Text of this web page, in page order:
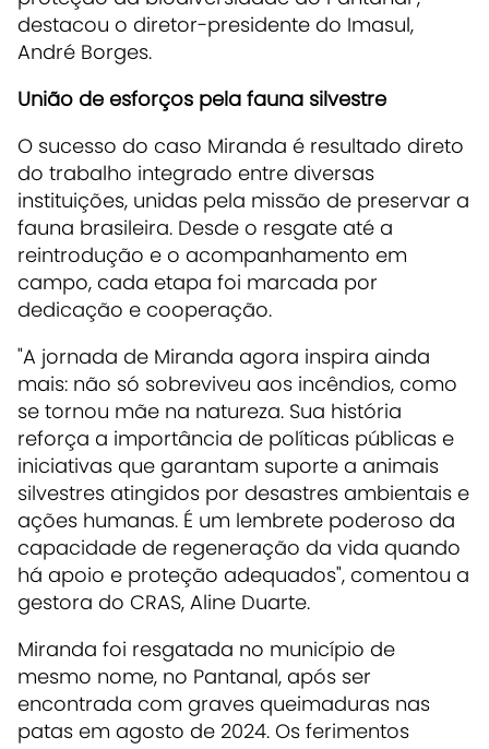
destacou o diretor-presidente do Imasul,
André Borges.
União de esforços pela fauna silvestre
O sucesso do caso Miranda é resultado direto
do trabalho integrado entre diversas
instituições, unidas pela missão de preservar a
fauna brasileira. Desde o resgate até a
reintrodução e o acompanhamento em
campo, cada etapa foi marcada por
dedicação e cooperação.
"A jornada de Miranda agora inspira ainda
mais: não só sobreviveu aos incêndios, como
se tornou mãe na natureza. Sua história
reforça a importância de políticas públicas e
iniciativas que garantam suporte a animais
silvestres atingidos por desastres ambientais e
ações humanas. É um lembrete poderoso da
capacidade de regeneração da vida quando
há apoio e proteção adequados", comentou a
gestora do CRAS, Aline Duarte.
Miranda foi resgatada no município de
mesmo nome, no Pantanal, após ser
encontrada com graves queimaduras nas
patas em agosto de 2024. Os ferimentos